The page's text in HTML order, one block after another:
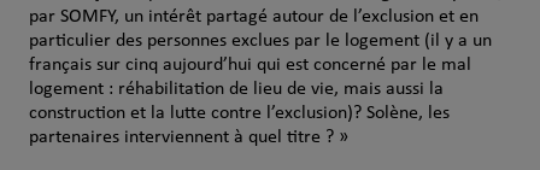
par SOMFY, un intérêt partagé autour de l’exclusion et en
particulier des personnes exclues par le logement (il y a un
français sur cinq aujourd’hui qui est concerné par le mal
logement : réhabilitation de lieu de vie, mais aussi la
construction et la lutte contre l’exclusion)? Solène, les
partenaires interviennent à quel titre ? »